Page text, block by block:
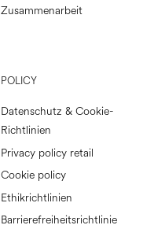
Zusammenarbeit
POLICY
Datenschutz & Cookie-
Richtlinien
Privacy policy retail
Cookie policy
Ethikrichtlinien
Barrierefreiheitsrichtlinie